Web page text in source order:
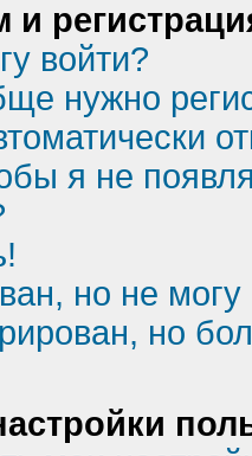
войти?
нужно
я не
но не могу
но